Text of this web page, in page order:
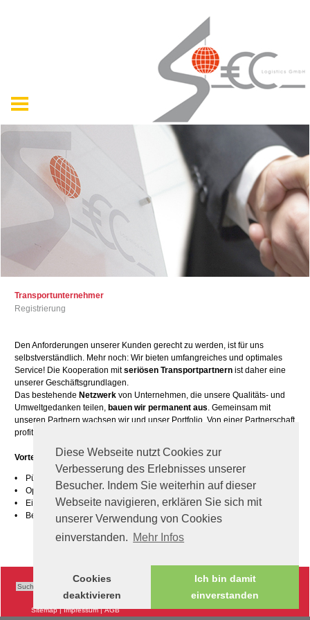
Diese Webseite nutzt Cookies zur
Verbesserung des Erlebnisses unserer
Besucher. Indem Sie weiterhin auf dieser
Webseite navigieren, erklären Sie sich mit
unserer Verwendung von Cookies
einverstanden. Mehr Infos
Cookies
deaktivieren
Ich bin damit
einverstanden
Transportunternehmer
Registrierung
Den Anforderungen unserer Kunden gerecht zu werden, ist für uns
selbstverständlich. Mehr noch: Wir bieten umfangreiches und optimales
Service! Die Kooperation mitseriösen Transportpartnern ist daher eine
unserer Geschäftsgrundlagen.
Das bestehende Netzwerk von Unternehmen, die unsere Qualitäts- und
Umweltgedanken teilen, bauen wir permanent aus. Gemeinsam mit
unseren Partnern wachsen wir und unser Portfolio. Von einer Partnerschaft
profitieren also nicht nur beide Seiten, sondern auch unsere Kunden.
Vorteile einer Partnerschaftmit SEC Logistics
• Pünktliche Bezahlung
• Optimierung Ihrer Leerkilometer und Standzeiten
• Einbindung in unsere Schulungsprogramme
• Betriebseigene Tankstelle und Werkstätte
Sitemap| Impressum| AGB